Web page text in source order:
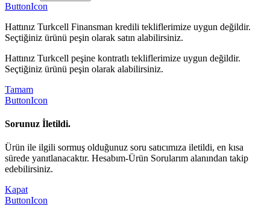
ButtonIcon
Hattınız Turkcell Finansman kredili tekliflerimize uygun değildir.
Seçtiğiniz ürünü peşin olarak satın alabilirsiniz.
Hattınız Turkcell peşine kontratlı tekliflerimize uygun değildir.
Seçtiğiniz ürünü peşin olarak alabilirsiniz.
Tamam
ButtonIcon
Sorunuz İletildi.
Ürün ile ilgili sormuş olduğunuz soru satıcımıza iletildi, en kısa
sürede yanıtlanacaktır. Hesabım-Ürün Sorularım alanından takip
edebilirsiniz.
Kapat
ButtonIcon